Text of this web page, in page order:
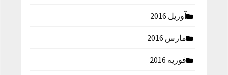
آوریل 2016
مارس 2016
فوریه 2016